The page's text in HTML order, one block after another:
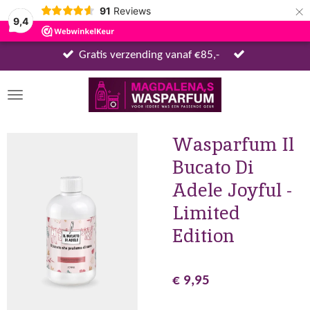
9,4
91 Reviews ×
Gratis verzending vanaf €85,-
Wasparfum Il
Bucato Di
Adele Joyful -
Limited
Edition
€ 9,95